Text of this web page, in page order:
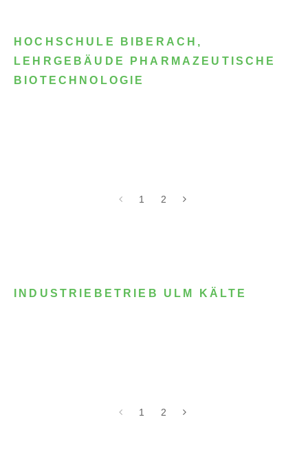
HOCHSCHULE BIBERACH,
LEHRGEBÄUDE PHARMAZEUTISCHE
BIOTECHNOLOGIE
1 2
INDUSTRIEBETRIEB ULM KÄLTE
1 2